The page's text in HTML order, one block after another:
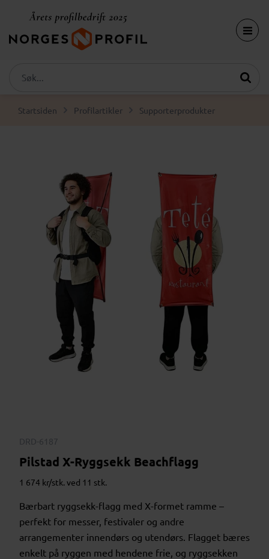
Startsiden Profilartikler Supporterprodukter
DRD-6187
Pilstad X-Ryggsekk Beachflagg
1 674 kr/stk. ved 11 stk.
Bærbart ryggsekk-flagg med X-formet ramme –
perfekt for messer, festivaler og andre
arrangementer innendørs og utendørs. Flagget bæres
enkelt på ryggen med hendene frie, og ryggsekken